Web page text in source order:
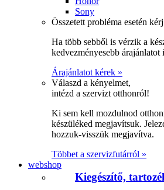
Sony
Összetett probléma esetén
Ha több sebből is vérzik a
kedvezményesebb
Árajánlatot kérek »
Válaszd a kényelmet,
intézd a szervizt otthonról!
Ki sem kell mozdulnod
készüléked megjavítsuk.
hozzuk-visszük megjavítva.
Többet a szervizfutárról »
webshop
Kiegészítő,